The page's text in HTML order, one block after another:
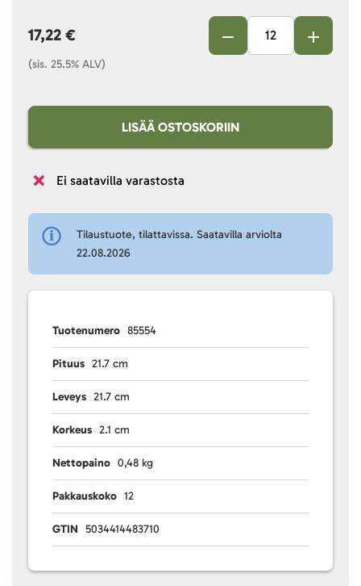
17,22 €
(sis. 25.5% ALV)
LISÄÄ OSTOSKORIIN
Ei saatavilla varastosta
Tilaustuote, tilattavissa. Saatavilla arviolta
22.08.2026
Tuotenumero 85554
Pituus 21.7 cm
Leveys 21.7 cm
Korkeus 2.1 cm
Nettopaino 0,48 kg
Pakkauskoko 12
GTIN 5034414483710